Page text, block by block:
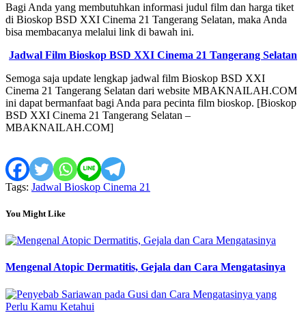
Bagi Anda yang membutuhkan informasi judul film dan harga tiket
di Bioskop BSD XXI Cinema 21 Tangerang Selatan, maka Anda
bisa membacanya melalui link di bawah ini.
Jadwal Film Bioskop BSD XXI Cinema 21 Tangerang Selatan
Semoga saja update lengkap jadwal film Bioskop BSD XXI
Cinema 21 Tangerang Selatan dari website MBAKNAILAH.COM
ini dapat bermanfaat bagi Anda para pecinta film bioskop. [Bioskop
BSD XXI Cinema 21 Tangerang Selatan –
MBAKNAILAH.COM]
Tags: Jadwal Bioskop Cinema 21
You Might Like
Mengenal Atopic Dermatitis, Gejala dan Cara Mengatasinya